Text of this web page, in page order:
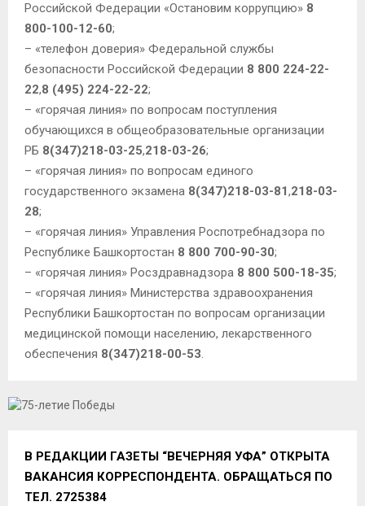
Российской Федерации «Остановим коррупцию» 8
800-100-12-60;
– «телефон доверия» Федеральной службы
безопасности Российской Федерации 8 800 224-22-
22,8 (495) 224-22-22;
– «горячая линия» по вопросам поступления
обучающихся в общеобразовательные организации
РБ 8(347)218-03-25,218-03-26;
– «горячая линия» по вопросам единого
государственного экзамена 8(347)218-03-81,218-03-
28;
– «горячая линия» Управления Роспотребнадзора по
Республике Башкортостан 8 800 700-90-30;
– «горячая линия» Росздравнадзора 8 800 500-18-35;
– «горячая линия» Министерства здравоохранения
Республики Башкортостан по вопросам организации
медицинской помощи населению, лекарственного
обеспечения 8(347)218-00-53
В РЕДАКЦИИ ГАЗЕТЫ “ВЕЧЕРНЯЯ УФА” ОТКРЫТА
ВАКАНСИЯ КОРРЕСПОНДЕНТА. ОБРАЩАТЬСЯ ПО
ТЕЛ. 2725384